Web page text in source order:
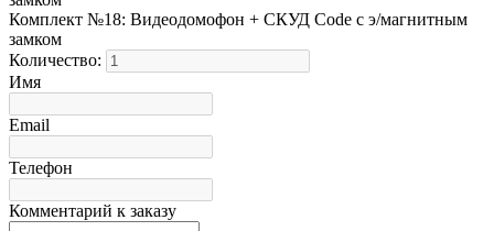
Комплект №18: Видеодомофон + СКУД Code с э/магнитным
замком
Количество:
Имя
Email
Телефон
Комментарий к заказу